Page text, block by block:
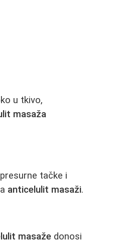
u tkivo,
masaža
tačke i
anticelulit masaži.
masaže donosi